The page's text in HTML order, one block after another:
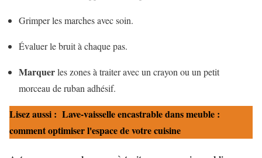
Grimper les marches avec soin.
Évaluer le bruit à chaque pas.
Marquerles zones à traiter avec un crayon ou un petit
morceau de ruban adhésif.
Lisez aussi : Lave-vaisselle encastrable dans meuble :
comment optimiser l'espace de votre cuisine